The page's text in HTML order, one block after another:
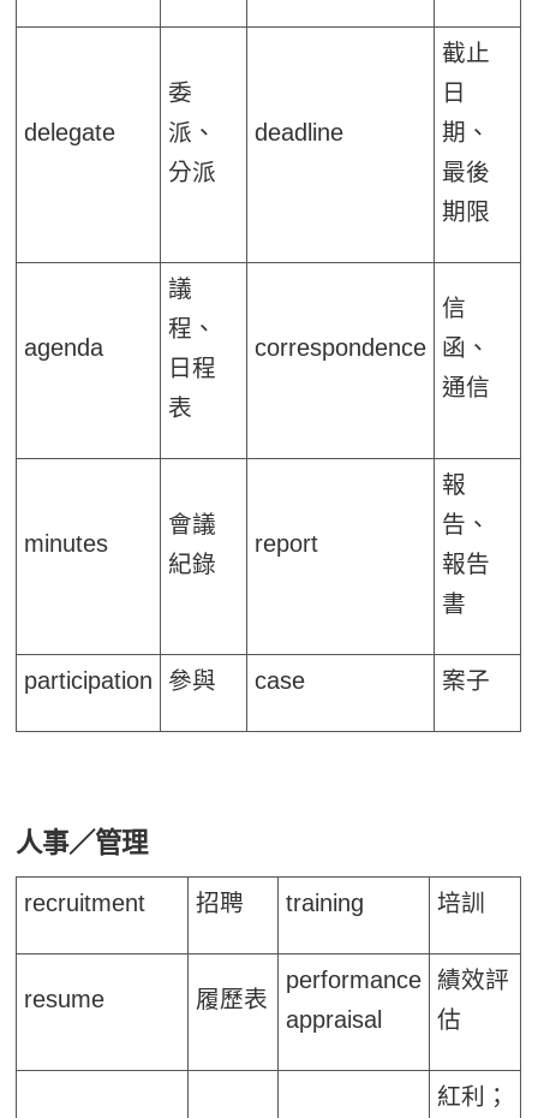
delegate
委
派、
分派
deadline
截止
日
期、
最後
期限
agenda
議
程、
日程
表
correspondence
信
函、
通信
minutes
會議
紀錄
report
報
告、
報告
書
participation 參與 case 案子
人事／管理
recruitment 招聘 training 培訓
resume 履歷表
performance
appraisal
績效評
估
紅利；